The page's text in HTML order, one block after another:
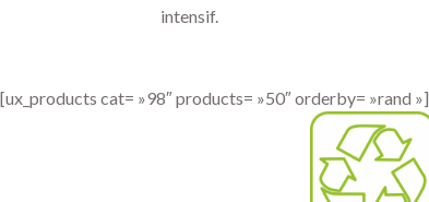
intensif.
[ux_products cat= »98″ products= »50″ orderby= »rand »]